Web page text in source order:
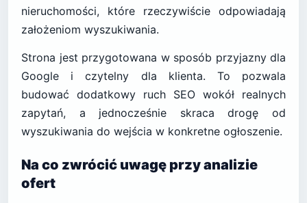
nieruchomości, które rzeczywiście odpowiadają
założeniom wyszukiwania.
Strona jest przygotowana w sposób przyjazny dla
Google i czytelny dla klienta. To pozwala
budować dodatkowy ruch SEO wokół realnych
zapytań, a jednocześnie skraca drogę od
wyszukiwania do wejścia w konkretne ogłoszenie.
Na co zwrócić uwagę przy analizie
ofert